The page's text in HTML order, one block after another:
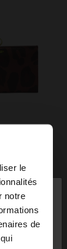
le
notre
de
×
vous